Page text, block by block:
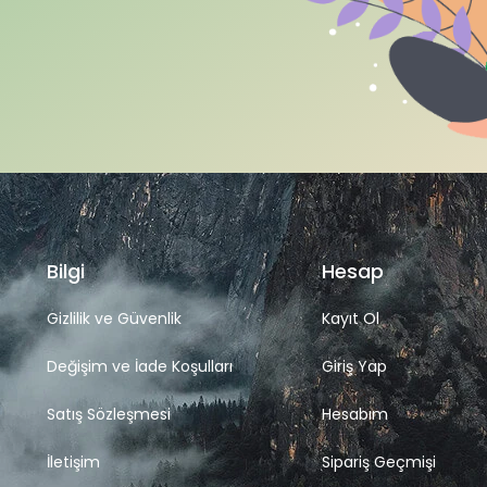
Bilgi
Gizlilik ve Güvenlik
Değişim ve İade Koşulları
Satış Sözleşmesi
İletişim
Hesap
Kayıt Ol
Giriş Yap
Hesabım
Sipariş Geçmişi